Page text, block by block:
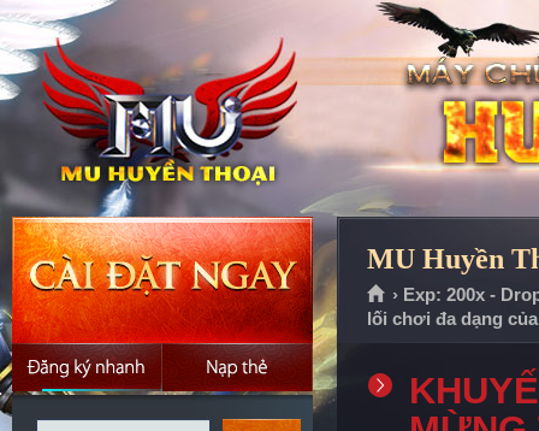
MU Huyền
› Exp: 200x -
lối chơi đa dạng